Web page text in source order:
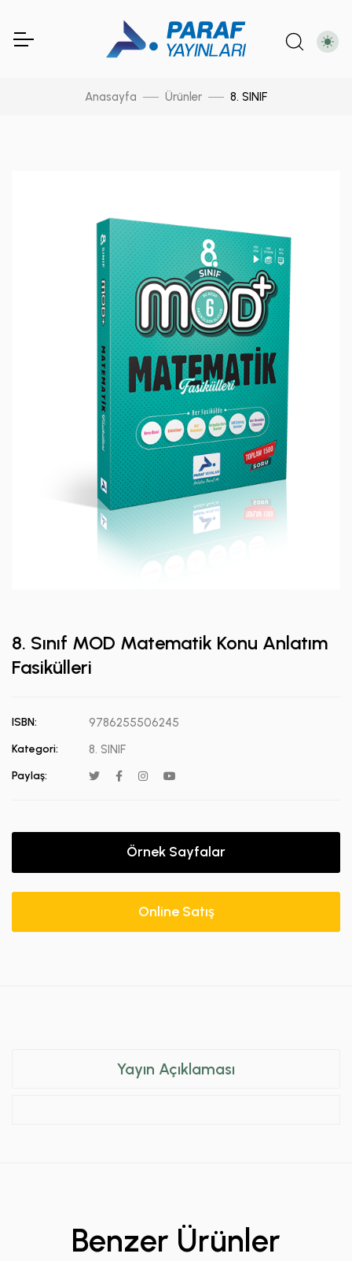
Anasayfa Ürünler 8. SINIF
8. Sınıf MOD Matematik Konu Anlatım
Fasikülleri
ISBN: 9786255506245
Kategori: 8. SINIF
Paylaş:
Örnek Sayfalar
Online Satış
Yayın Açıklaması
Benzer Ürünler